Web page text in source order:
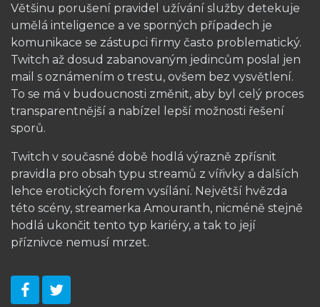
Většinu porušení pravidel užívání služby detekuje
umělá inteligence a ve sporných případech je
komunikace se zástupci firmy často problematický.
Twitch až dosud zabanovaným jedincům poslal jen
mail s oznámením o trestu, ovšem bez vysvětlení.
To se má v budoucnosti změnit, aby byl celý proces
transparentnější a nabízel lepší možnosti řešení
sporů.
Twitch v současné době hodlá výrazně zpřísnit
pravidla pro obsah typu streamů z vířivky a dalších
lehce erotických forem vysílání. Největší hvězda
této scény, streamerka Amouranth, nicméně stejně
hodlá ukončit tento typ kariéry, a tak to její
příznivce nemusí mrzet.